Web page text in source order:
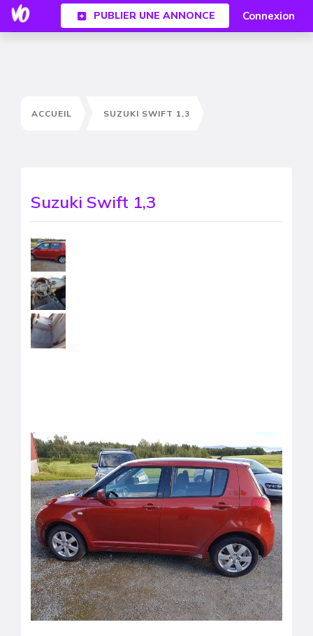
PUBLIER UNE ANNONCE Connexion
ACCUEIL SUZUKI SWIFT 1,3
Suzuki Swift 1,3